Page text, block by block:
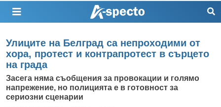
Улиците на Белград са непроходими от
хора, протест и контрапротест в сърцето
на града
Засега няма съобщения за провокации и голямо
напрежение, но полицията е в готовност за
сериозни сценарии